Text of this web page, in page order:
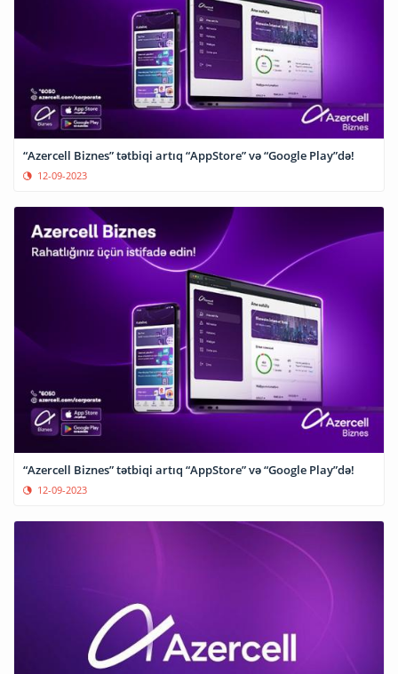
“Azercell Biznes” tətbiqi artıq “AppStore” və “Google Play”də!
12-09-2023
“Azercell Biznes” tətbiqi artıq “AppStore” və “Google Play”də!
12-09-2023